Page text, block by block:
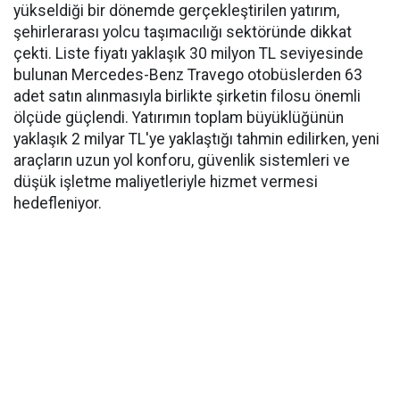
yükseldiği bir dönemde gerçekleştirilen yatırım,
şehirlerarası yolcu taşımacılığı sektöründe dikkat
çekti. Liste fiyatı yaklaşık 30 milyon TL seviyesinde
bulunan Mercedes-Benz Travego otobüslerden 63
adet satın alınmasıyla birlikte şirketin filosu önemli
ölçüde güçlendi. Yatırımın toplam büyüklüğünün
yaklaşık 2 milyar TL'ye yaklaştığı tahmin edilirken, yeni
araçların uzun yol konforu, güvenlik sistemleri ve
düşük işletme maliyetleriyle hizmet vermesi
hedefleniyor.